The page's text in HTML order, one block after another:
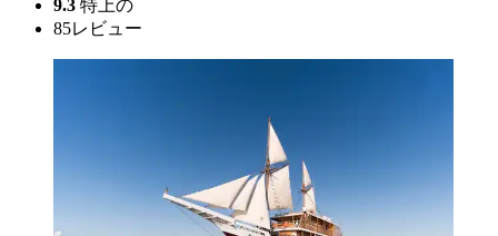
9.3 特上の
85レビュー